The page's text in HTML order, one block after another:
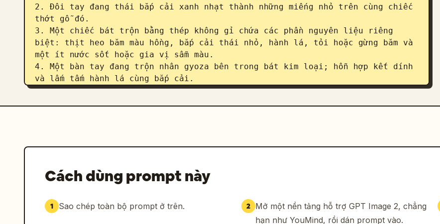
2. Đôi tay đang thái bắp cải xanh nhạt thành những miếng nhỏ trên cùng chiếc
thớt gỗ đó.
3. Một chiếc bát trộn bằng thép không gỉ chứa các phần nguyên liệu riêng
biệt: thịt heo băm màu hồng, bắp cải thái nhỏ, hành lá, tỏi hoặc gừng băm và
một ít nước sốt hoặc gia vị sẫm màu.
4. Một bàn tay đang trộn nhân gyoza bên trong bát kim loại; hỗn hợp kết dính
và lấm tấm hành lá cùng bắp cải.
5. Một vỏ bánh gyoza hình tròn được giữ trong một tay với một thìa nhân đặt ở
trên bếp, với một bàn tay đang đặt chiếc bánh cuối cùng vào.
màu nâu.
9. Một bàn tay đang đổ nước vào chảo nóng xung quanh bánh, tạo ra những bong
bóng sôi mạnh và hơi nước.
10. Một nắp thủy tinh đang được đậy lên chảo để hấp bánh; có thể nhìn thấy
Cách dùng prompt này
1 Sao chép toàn bộ prompt ở trên. 2 Mở một nền tảng hỗ trợ GPT Image 2, chẳng
hạn như YouMind, rồi dán prompt vào.